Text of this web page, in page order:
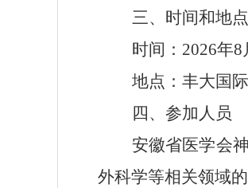
三、时间和地点
时间： 2026年8
地点： 丰大国
四、参加人员
安徽省医学会
外科学等相关领域